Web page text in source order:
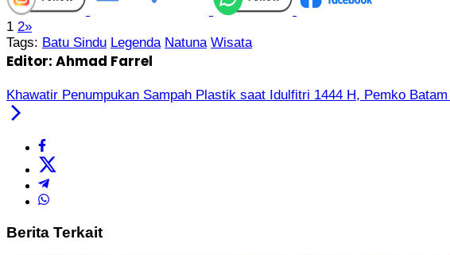
1 2»
Tags: Batu Sindu Legenda Natuna Wisata
Editor: Ahmad Farrel
Khawatir Penumpukan Sampah Plastik saat Idulfitri 1444 H, Pemko
Berita Terkait